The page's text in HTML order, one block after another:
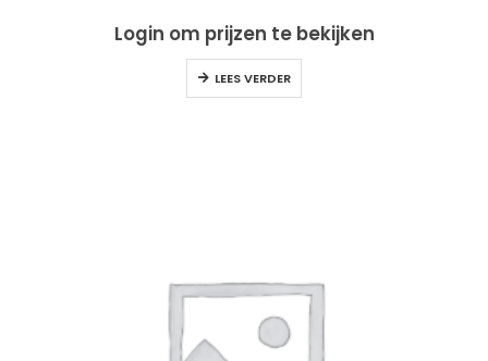
Login om prijzen te bekijken
LEES VERDER